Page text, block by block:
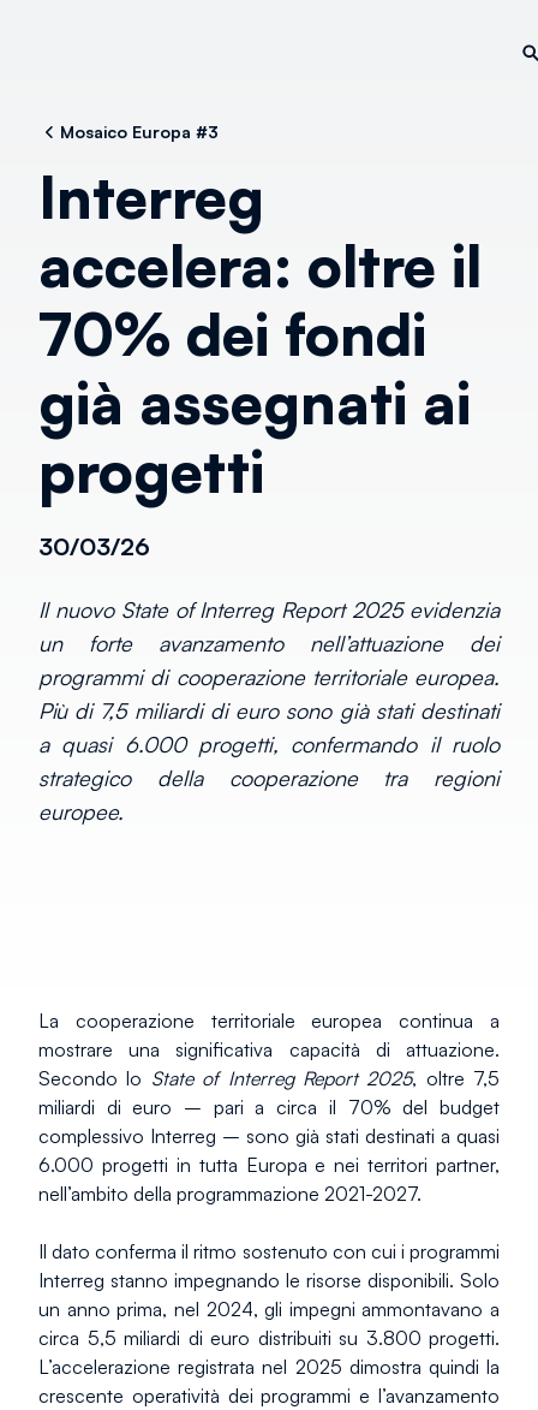
Mosaico Europa #3
Interreg
accelera: oltre il
70% dei fondi
già assegnati ai
progetti
30/03/26
Il nuovo State of Interreg Report 2025 evidenzia
un forte avanzamento nell’attuazione dei
programmi di cooperazione territoriale europea.
Più di 7,5 miliardi di euro sono già stati destinati
a quasi 6.000 progetti, confermando il ruolo
strategico della cooperazione tra regioni
europee.
La cooperazione territoriale europea continua a
mostrare una significativa capacità di attuazione.
Secondo lo State of Interreg Report 2025, oltre 7,5
miliardi di euro – pari a circa il 70% del budget
complessivo Interreg – sono già stati destinati a quasi
6.000 progetti in tutta Europa e nei territori partner,
nell’ambito della programmazione 2021-2027.
Il dato conferma il ritmo sostenuto con cui i programmi
Interreg stanno impegnando le risorse disponibili. Solo
un anno prima, nel 2024, gli impegni ammontavano a
circa 5,5 miliardi di euro distribuiti su 3.800 progetti.
L’accelerazione registrata nel 2025 dimostra quindi la
crescente operatività dei programmi e l’avanzamento